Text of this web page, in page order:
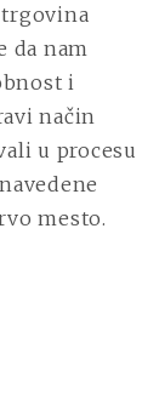
da nam
i
način
u procesu
mesto.